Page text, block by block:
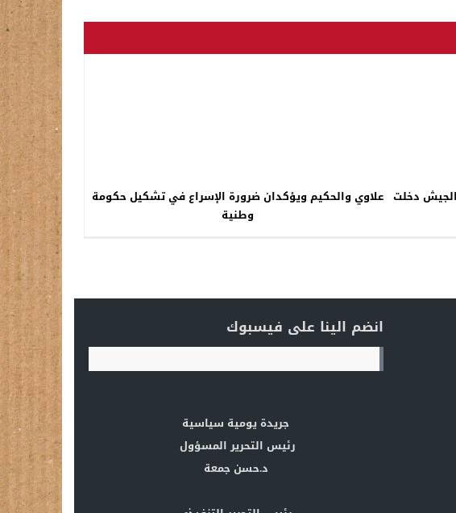
الجيش دخلت علاوي والحكيم ويؤكدان ضرورة الإسراع في تشكيل حكومة
وطنية
انضم الينا على فيسبوك
جريدة يومية سياسية
رئيس التحرير المسؤول
د.حسن جمعة